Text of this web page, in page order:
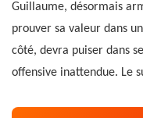
Guillaume, désormais
prouver sa valeur dans
côté, devra puiser dans
offensive inattendue. Le